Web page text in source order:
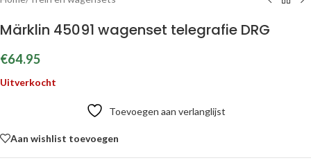
Märklin 45091 wagenset telegrafie DRG
€64.95
Uitverkocht
Toevoegen aan verlanglijst
Aan wishlist toevoegen